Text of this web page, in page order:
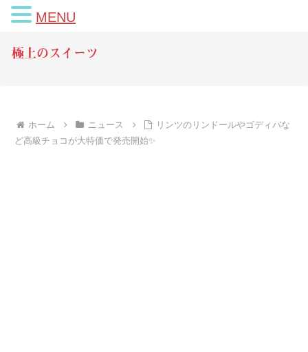
極上のスイーツ
ホーム ニュース
リンツのリンドールやゴディバな
ど高級チョコが大特価で発売開始✨
MENU